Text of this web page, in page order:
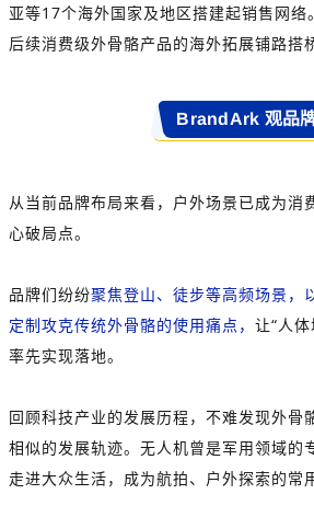
亚等17个海外国家及地区搭建起销售网络
后续消费级外骨骼产品的海外拓展铺路搭
BrandArk 观品
从当前品牌布局来看，户外场景已成为消
心破局点。
品牌们纷纷聚焦登山、徒步等高频场景，
定制攻克传统外骨骼的使用痛点， 让“人
率先实现落地。
回顾科技产业的发展历程，不难发现外骨
相似的发展轨迹。无人机曾是军用领域的
走进大众生活，成为航拍、户外探索的常